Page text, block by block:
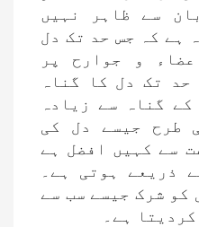
سے ظاہر نہیں
ہے کہ جس حد تک دل
و جوارح پر
تک دل کا گناہ
گناہ سے زیادہ
طرح جیسے دل کی
سے کہیں افضل ہے
ذریعے ہوتی ہے۔
کو شرک جیسے سب سے
ہے۔